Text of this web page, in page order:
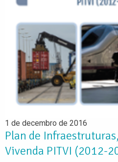
1 de decembro de 2016
Plan de
Vivenda PITVI (2012-